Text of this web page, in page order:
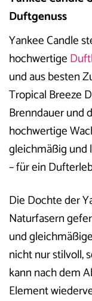
Duftgenuss
Yankee Candle
hochwertige
und aus besten
Tropical Breeze
Brenndauer und
hochwertige
gleichmäßig und
– für ein
Die Dochte der
Naturfasern
und
nicht nur stilvoll,
kann nach dem
Element